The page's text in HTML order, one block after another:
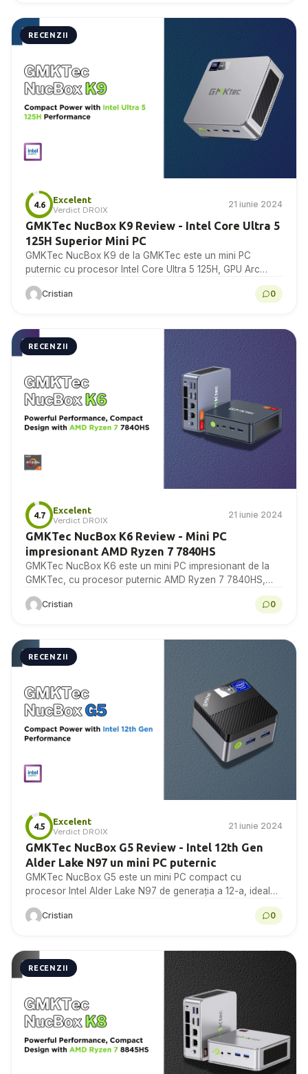
RECENZII
4.6
Excelent
Verdict DROIX
21 iunie 2024
GMKTec NucBox K9 Review - Intel Core Ultra 5
125H Superior Mini PC
GMKTec NucBox K9 de la GMKTec este un mini PC
puternic cu procesor Intel Core Ultra 5 125H, GPU Arc
Cristian 0
RECENZII
4.7
Excelent
Verdict DROIX
21 iunie 2024
GMKTec NucBox K6 Review - Mini PC
impresionant AMD Ryzen 7 7840HS
GMKTec NucBox K6 este un mini PC impresionant de la
GMKTec, cu procesor puternic AMD Ryzen 7 7840HS,
grafică Radeon 780M și opțiuni avansate...
Cristian 0
RECENZII
4.5
Excelent
Verdict DROIX
21 iunie 2024
GMKTec NucBox G5 Review - Intel 12th Gen
Alder Lake N97 un mini PC puternic
GMKTec NucBox G5 este un mini PC compact cu
procesor Intel Alder Lake N97 de generația a 12-a, ideal
pentru birourile de acasă și...
Cristian 0
RECENZII